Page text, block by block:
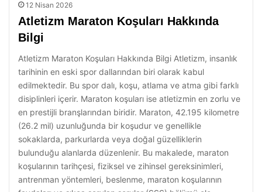
12 Nisan 2026
Atletizm Maraton Koşuları Hakkında
Bilgi
Atletizm Maraton Koşuları Hakkında Bilgi Atletizm, insanlık
tarihinin en eski spor dallarından biri olarak kabul
edilmektedir. Bu spor dalı, koşu, atlama ve atma gibi farklı
disiplinleri içerir. Maraton koşuları ise atletizmin en zorlu ve
en prestijli branşlarından biridir. Maraton, 42.195 kilometre
(26.2 mil) uzunluğunda bir koşudur ve genellikle
sokaklarda, parkurlarda veya doğal güzelliklerin
bulunduğu alanlarda düzenlenir. Bu makalede, maraton
koşularının tarihçesi, fiziksel ve zihinsel gereksinimleri,
antrenman yöntemleri, beslenme, maraton koşularının